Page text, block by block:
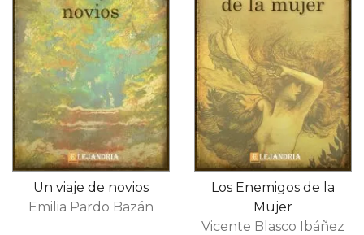
Un viaje de novios
Emilia Pardo Bazán
Los Enemigos de la
Mujer
Vicente Blasco Ibáñez